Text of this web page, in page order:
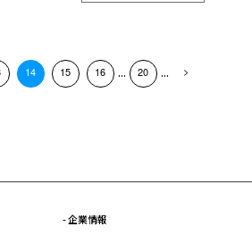
14 15 16 ... 20 ...
- 企業情報